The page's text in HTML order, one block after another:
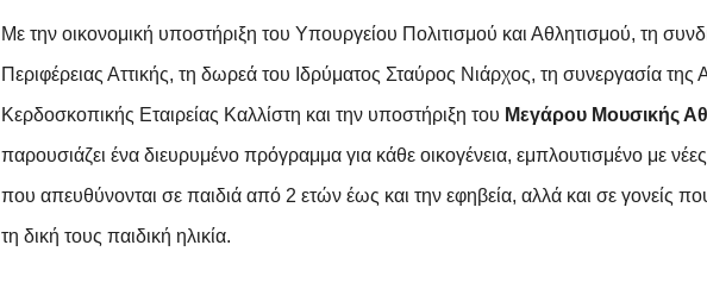
Με την οικονομική υποστήριξη του Υπουργείου Πολιτισμού και Αθλητισμού, τη
Περιφέρειας Αττικής, τη δωρεά του Ιδρύματος Σταύρος Νιάρχος, τη συνεργασία της
Κερδοσκοπικής Εταιρείας Καλλίστη και την υποστήριξη του Μεγάρου Μουσικής
παρουσιάζει ένα διευρυμένο πρόγραμμα για κάθε οικογένεια, εμπλουτισμένο με
που απευθύνονται σε παιδιά από 2 ετών έως και την εφηβεία, αλλά και σε γονείς
τη δική τους παιδική ηλικία.